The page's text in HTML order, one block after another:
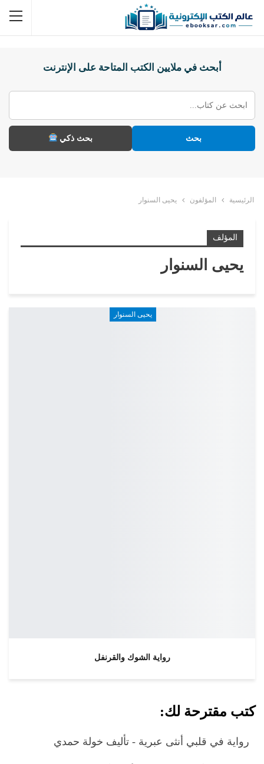
أبحث في ملايين الكتب المتاحة على الإنترنت
بحث بحث ذكي
الرئيسية المؤلفون يحيى السنوار
المؤلف
يحيى السنوار
يحيى السنوار
رواية الشوك والقرنفل
كتب مقترحة لك:
رواية في قلبي أنثى عبرية - تأليف خولة حمدي